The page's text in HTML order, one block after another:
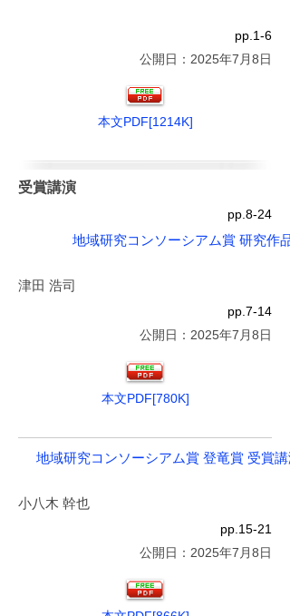
pp.1-6
公開日：2025年7月8日
本文PDF[1214K]
受賞講演
pp.8-24
地域研究コンソーシアム賞 研究作
津田 浩司
pp.7-14
公開日：2025年7月8日
本文PDF[780K]
地域研究コンソーシアム賞 登竜賞 受賞講
小八木 幹也
pp.15-21
公開日：2025年7月8日